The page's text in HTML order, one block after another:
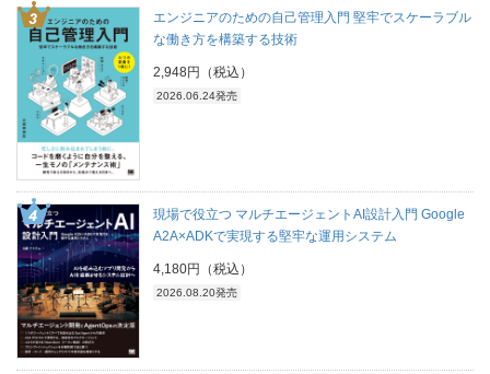
エンジニアのための自己管理入門 堅牢でスケーラブル
な働き方を構築する技術
2,948円（税込）
2026.06.24発売
現場で役立つ マルチエージェントAI設計入門 Google
A2A×ADKで実現する堅牢な運用システム
4,180円（税込）
2026.08.20発売